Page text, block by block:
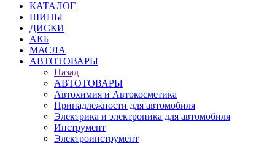
КАТАЛОГ
ШИНЫ
ДИСКИ
АКБ
МАСЛА
АВТОТОВАРЫ
Назад
АВТОТОВАРЫ
Автохимия и Автокосметика
Принадлежности для автомобиля
Электрика и электроника для автомобиля
Инструмент
Электроинструмент